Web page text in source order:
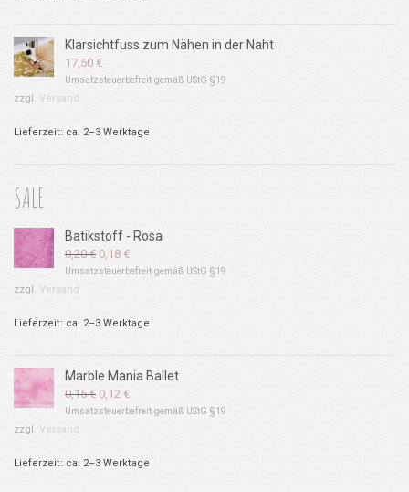
Klarsichtfuss zum Nähen in der Naht
17,50 €
Umsatzsteuerbefreit gemäß UStG §19
zzgl. Versand
Lieferzeit: ca. 2–3 Werktage
SALE
Batikstoff - Rosa
0,20€ Ursprünglicher
Preis
0,18 €Aktueller
Preis
Umsatzsteuerbefreit gemäß UStG §19
zzgl. Versand
Lieferzeit: ca. 2–3 Werktage
Marble Mania Ballet
0,15€ Ursprünglicher
Preis
0,12 €Aktueller
Preis
Umsatzsteuerbefreit gemäß UStG §19
zzgl. Versand
Lieferzeit: ca. 2–3 Werktage